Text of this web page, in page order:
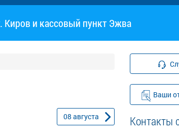
и кассовый пункт Эжва
08 августа
Ваши
Контакты